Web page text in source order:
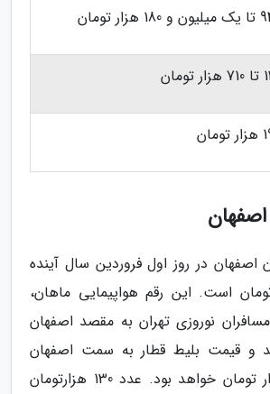
تومان
اصفهان در روز اول فروردین سال آینده
هزار تومان است. این رقم هواپیمایی ماهان،
مسافران نوروزی تهران به مقصد اصفهان
و قیمت بلیط قطار به سمت اصفهان
نزدیک به 130 هزار تومان خواهد بود. عدد 130 هزارتومان